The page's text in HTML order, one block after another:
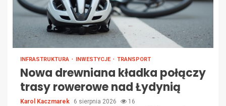
INFRASTRUKTURA INWESTYCJE TRANSPORT
Nowa drewniana kładka połączy
trasy rowerowe nad Łydynią
Karol Kaczmarek 6 sierpnia 2026 16